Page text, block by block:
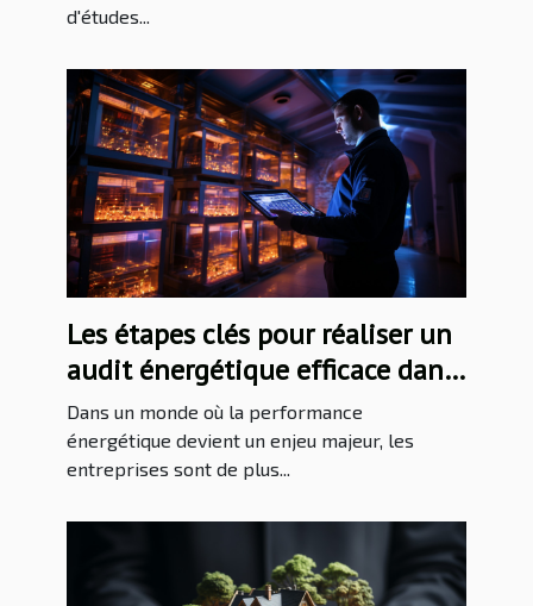
d'études...
Les étapes clés pour réaliser un
audit énergétique efficace dans
votre entreprise
Dans un monde où la performance
énergétique devient un enjeu majeur, les
entreprises sont de plus...